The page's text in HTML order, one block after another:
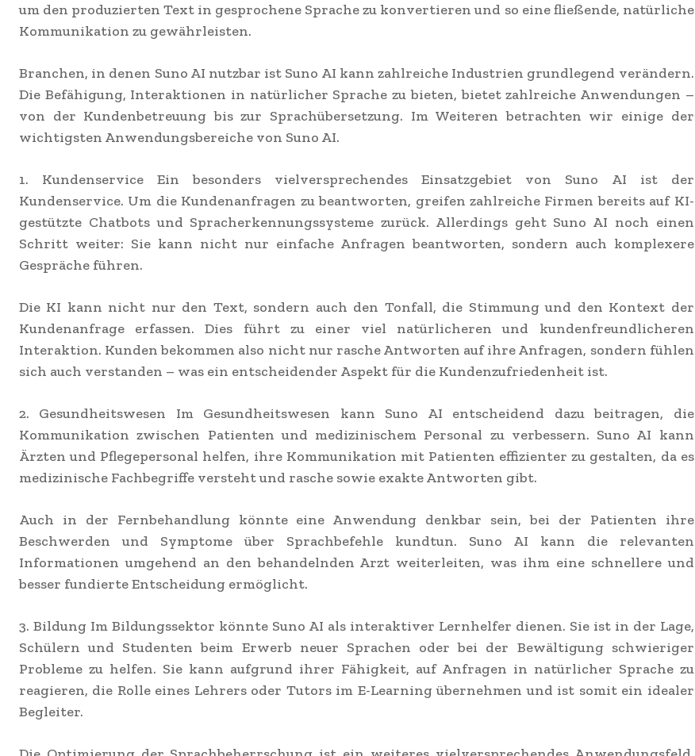
um den produzierten Text in gesprochene Sprache zu konvertieren und so eine fließende, natürliche
Kommunikation zu gewährleisten.
Branchen, in denen Suno AI nutzbar ist Suno AI kann zahlreiche Industrien grundlegend verändern.
Die Befähigung, Interaktionen in natürlicher Sprache zu bieten, bietet zahlreiche Anwendungen –
von der Kundenbetreuung bis zur Sprachübersetzung. Im Weiteren betrachten wir einige der
wichtigsten Anwendungsbereiche von Suno AI.
1. Kundenservice Ein besonders vielversprechendes Einsatzgebiet von Suno AI ist der
Kundenservice. Um die Kundenanfragen zu beantworten, greifen zahlreiche Firmen bereits auf KI-
gestützte Chatbots und Spracherkennungssysteme zurück. Allerdings geht Suno AI noch einen
Schritt weiter: Sie kann nicht nur einfache Anfragen beantworten, sondern auch komplexere
Gespräche führen.
Die KI kann nicht nur den Text, sondern auch den Tonfall, die Stimmung und den Kontext der
Kundenanfrage erfassen. Dies führt zu einer viel natürlicheren und kundenfreundlicheren
Interaktion. Kunden bekommen also nicht nur rasche Antworten auf ihre Anfragen, sondern fühlen
sich auch verstanden – was ein entscheidender Aspekt für die Kundenzufriedenheit ist.
2. Gesundheitswesen Im Gesundheitswesen kann Suno AI entscheidend dazu beitragen, die
Kommunikation zwischen Patienten und medizinischem Personal zu verbessern. Suno AI kann
Ärzten und Pflegepersonal helfen, ihre Kommunikation mit Patienten effizienter zu gestalten, da es
medizinische Fachbegriffe versteht und rasche sowie exakte Antworten gibt.
Auch in der Fernbehandlung könnte eine Anwendung denkbar sein, bei der Patienten ihre
Beschwerden und Symptome über Sprachbefehle kundtun. Suno AI kann die relevanten
Informationen umgehend an den behandelnden Arzt weiterleiten, was ihm eine schnellere und
besser fundierte Entscheidung ermöglicht.
3. Bildung Im Bildungssektor könnte Suno AI als interaktiver Lernhelfer dienen. Sie ist in der Lage,
Schülern und Studenten beim Erwerb neuer Sprachen oder bei der Bewältigung schwieriger
Probleme zu helfen. Sie kann aufgrund ihrer Fähigkeit, auf Anfragen in natürlicher Sprache zu
reagieren, die Rolle eines Lehrers oder Tutors im E-Learning übernehmen und ist somit ein idealer
Begleiter.